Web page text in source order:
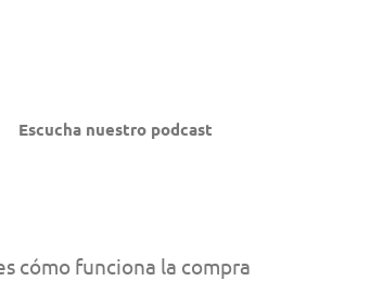
Escucha nuestro podcast
cómo funciona la compra